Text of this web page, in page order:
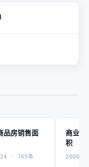
品房销售面
· 765条
商业营
积
2000-